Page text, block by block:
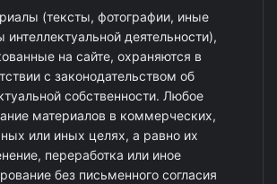
(тексты, фотографии, иные
интеллектуальной деятельности),
на сайте, охраняются в
с законодательством об
собственности. Любое
материалов в коммерческих,
или иных целях, а равно их
переработка или иное
без письменного согласия